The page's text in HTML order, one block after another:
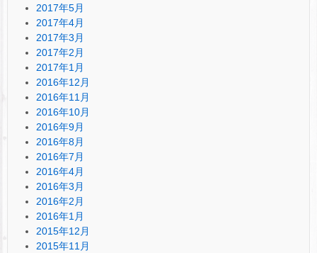
2017年5月
2017年4月
2017年3月
2017年2月
2017年1月
2016年12月
2016年11月
2016年10月
2016年9月
2016年8月
2016年7月
2016年4月
2016年3月
2016年2月
2016年1月
2015年12月
2015年11月